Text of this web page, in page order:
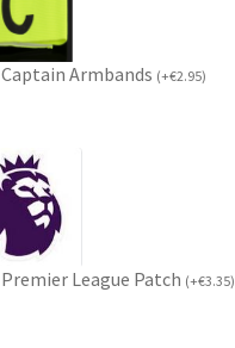
Captain Armbands (+€2.95)
Premier League Patch (+€3.35)